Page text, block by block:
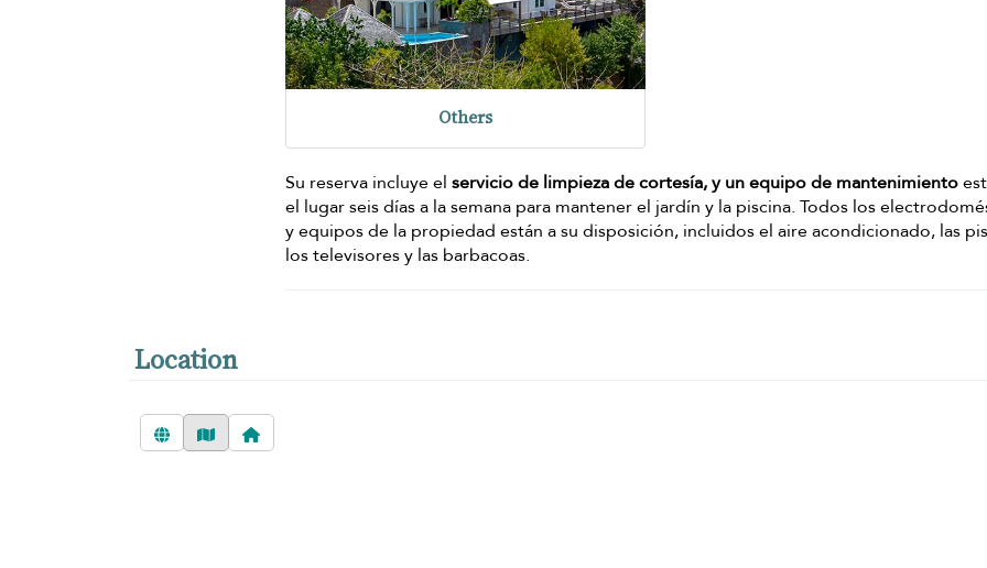
Others
Su reserva incluye elservicio de limpieza de cortesía, y un equipo de mantenimiento
el lugar seis días a la semana para mantener el jardín y la piscina. Todos los
y equipos de la propiedad están a su disposición, incluidos el aire acondicionado, las
los televisores y las barbacoas.
Location